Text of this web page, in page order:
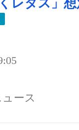
レタス」
ース